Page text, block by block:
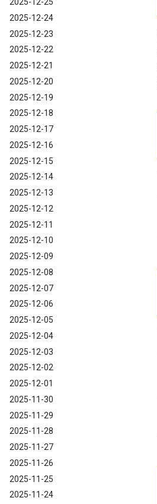
2025-12-24
2025-12-23
2025-12-22
2025-12-21
2025-12-20
2025-12-19
2025-12-18
2025-12-17
2025-12-16
2025-12-15
2025-12-14
2025-12-13
2025-12-12
2025-12-11
2025-12-10
2025-12-09
2025-12-08
2025-12-07
2025-12-06
2025-12-05
2025-12-04
2025-12-03
2025-12-02
2025-12-01
2025-11-30
2025-11-29
2025-11-28
2025-11-27
2025-11-26
2025-11-25
2025-11-24